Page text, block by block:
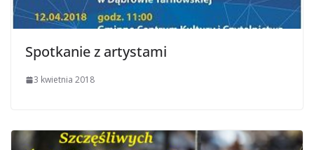
Spotkanie z artystami
3 kwietnia 2018